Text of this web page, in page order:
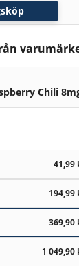
Chili
41,99
194,99
369,90
1 049,90